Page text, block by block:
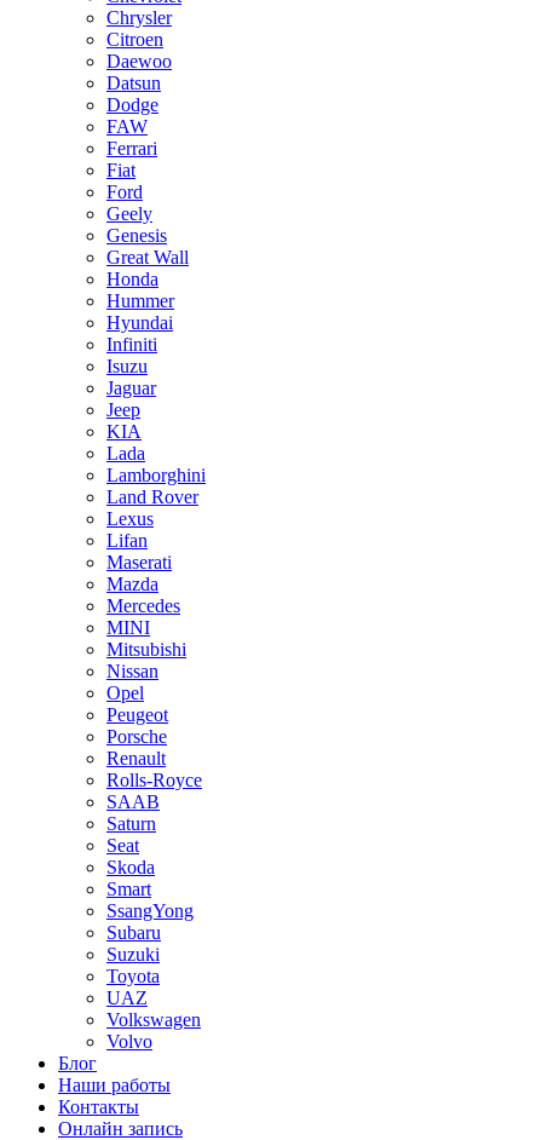
Chrysler
Citroen
Daewoo
Datsun
Dodge
FAW
Ferrari
Fiat
Ford
Geely
Genesis
Great Wall
Honda
Hummer
Hyundai
Infiniti
Isuzu
Jaguar
Jeep
KIA
Lada
Lamborghini
Land Rover
Lexus
Lifan
Maserati
Mazda
Mercedes
MINI
Mitsubishi
Nissan
Opel
Peugeot
Porsche
Renault
Rolls-Royce
SAAB
Saturn
Seat
Skoda
Smart
SsangYong
Subaru
Suzuki
Toyota
UAZ
Volkswagen
Volvo
Блог
Наши работы
Контакты
Онлайн запись